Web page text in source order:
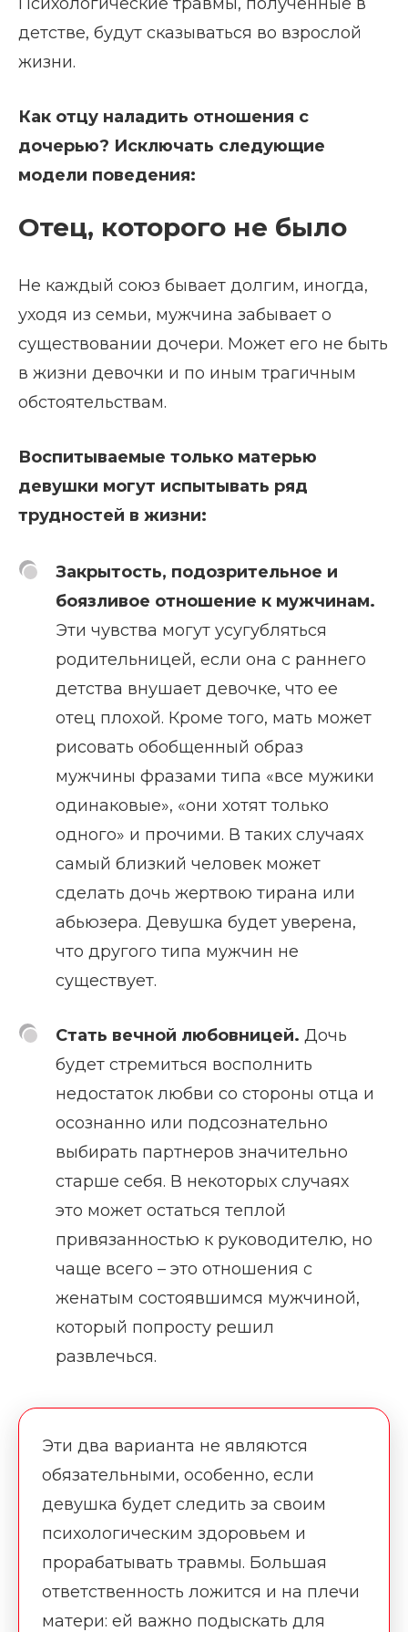
детстве, будут сказываться во взрослой
жизни.
Как отцу наладить отношения с
дочерью? Исключать следующие
модели поведения:
Отец, которого не было
Не каждый союз бывает долгим, иногда,
уходя из семьи, мужчина забывает о
существовании дочери. Может его не быть
в жизни девочки и по иным трагичным
обстоятельствам.
Воспитываемые только матерью
девушки могут испытывать ряд
трудностей в жизни:
Закрытость, подозрительное и
боязливое отношение к мужчинам.
Эти чувства могут усугубляться
родительницей, если она с раннего
детства внушает девочке, что ее
отец плохой. Кроме того, мать может
рисовать обобщенный образ
мужчины фразами типа «все мужики
одинаковые», «они хотят только
одного» и прочими. В таких случаях
самый близкий человек может
сделать дочь жертвою тирана или
абьюзера. Девушка будет уверена,
что другого типа мужчин не
существует.
Стать вечной любовницей. Дочь
будет стремиться восполнить
недостаток любви со стороны отца и
осознанно или подсознательно
выбирать партнеров значительно
старше себя. В некоторых случаях
это может остаться теплой
привязанностью к руководителю, но
чаще всего – это отношения с
женатым состоявшимся мужчиной,
который попросту решил
развлечься.
Эти два варианта не являются
обязательными, особенно, если
девушка будет следить за своим
психологическим здоровьем и
прорабатывать травмы. Большая
ответственность ложится и на плечи
матери: ей важно подыскать для